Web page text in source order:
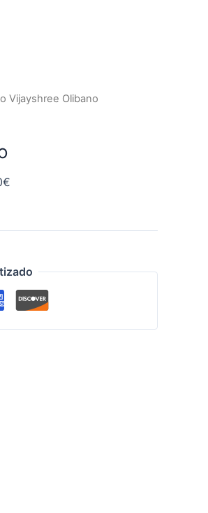
Vijayshree Olibano